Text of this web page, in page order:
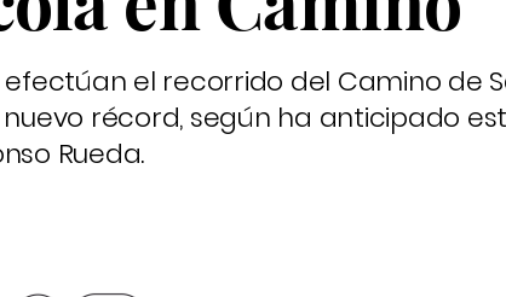
el recorrido del Camino de
récord, según ha anticipado
Rueda.